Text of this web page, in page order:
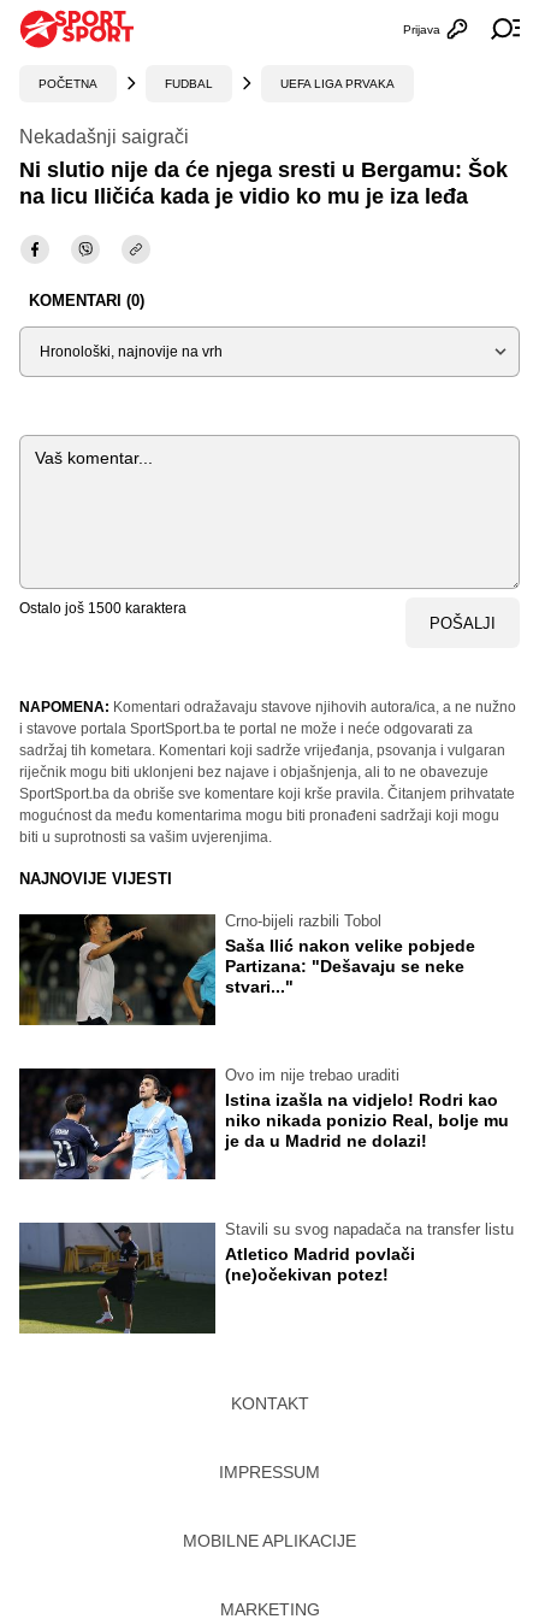
Otvori
Prijava
POČETNA FUDBAL UEFA LIGA PRVAKA
Nekadašnji saigrači
Ni slutio nije da će njega sresti u Bergamu: Šok
na licu Iličića kada je vidio ko mu je iza leđa
KOMENTARI (0)
Sortiraj
Komentar
Ostalo još 1500 karaktera
POŠALJI
NAPOMENA: Komentari odražavaju stavove njihovih autora/ica, a ne nužno
i stavove portala SportSport.ba te portal ne može i neće odgovarati za
sadržaj tih kometara. Komentari koji sadrže vrijeđanja, psovanja i vulgaran
riječnik mogu biti uklonjeni bez najave i objašnjenja, ali to ne obavezuje
SportSport.ba da obriše sve komentare koji krše pravila. Čitanjem prihvatate
mogućnost da među komentarima mogu biti pronađeni sadržaji koji mogu
biti u suprotnosti sa vašim uvjerenjima.
NAJNOVIJE VIJESTI
Crno-bijeli razbili Tobol
Saša Ilić nakon velike pobjede
Partizana: "Dešavaju se neke
stvari..."
Ovo im nije trebao uraditi
Istina izašla na vidjelo! Rodri kao
niko nikada ponizio Real, bolje mu
je da u Madrid ne dolazi!
Stavili su svog napadača na transfer listu
Atletico Madrid povlači
(ne)očekivan potez!
KONTAKT
IMPRESSUM
MOBILNE APLIKACIJE
MARKETING